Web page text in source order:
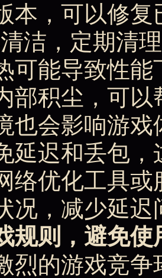
本，可以修
洁，定期清
可能导致性
部积尘，可
也会影响游
延迟和丢包
络优化工具
况，减少延迟
规则，避免使
烈的游戏竞